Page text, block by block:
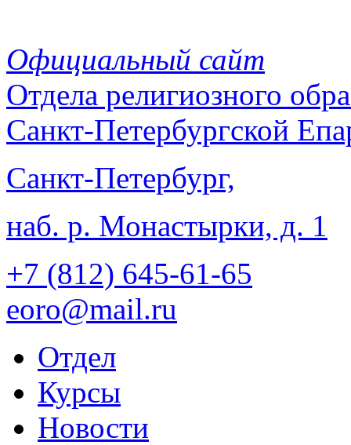
Официальный сайт
Отдела религиозного
Санкт-Петербургской
Санкт-Петербург,
наб. р. Монастырки, д. 1
+7 (812) 645-61-65
eoro@mail.ru
Отдел
Курсы
Новости